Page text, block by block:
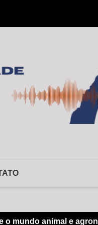
alerta: hepatite sem
o mundo animal e